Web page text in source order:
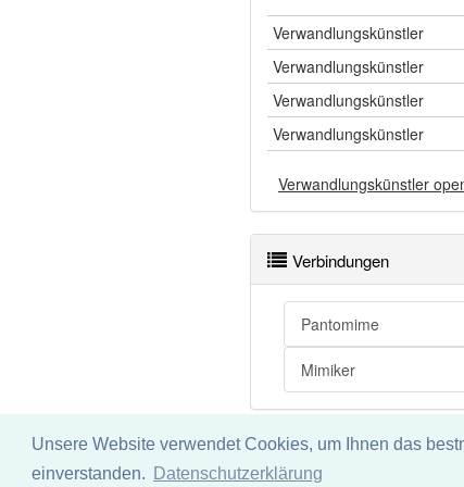
Unsere Website verwendet Cookies, um Ihnen das
einverstanden.
Datenschutzerklärung
Verwandlungskünstler
Verwandlungskünstler
Verwandlungskünstler
Verwandlungskünstler
Verwandlungskünstler
Verbindungen
Pantomime
Mimiker
Impressum